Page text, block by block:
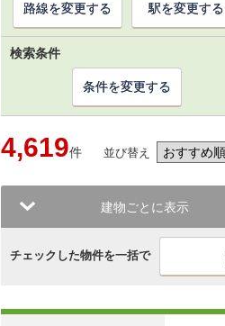
路線を変更する 駅を変更する
検索条件
条件を変更する
4,619件 並び替え
建物ごとに表示
チェックした物件を一括で